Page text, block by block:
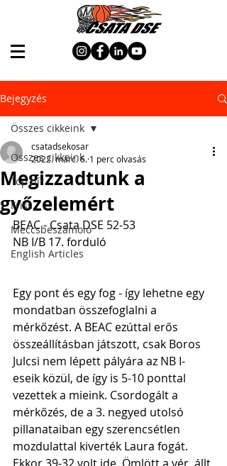
Bejegyzés
Összes cikkeink
Top hír
Friss
Meccsbeszámoló
English Articles
Összes cikkeink
Megizzadtunk a
győzelemért
csatadsekosar
2022. márc. 6. 1 perc olvasás
BEAC - Csata DSE 52-53
NB I/B 17. forduló
Egy pont és egy fog - így lehetne egy
mondatban összefoglalni a
mérkőzést. A BEAC ezúttal erős
összeállításban játszott, csak Boros
Julcsi nem lépett pályára az NB I-
eseik közül, de így is 5-10 ponttal
vezettek a mieink. Csordogált a
mérkőzés, de a 3. negyed utolsó
pillanataiban egy szerencsétlen
mozdulattal kiverték Laura fogát.